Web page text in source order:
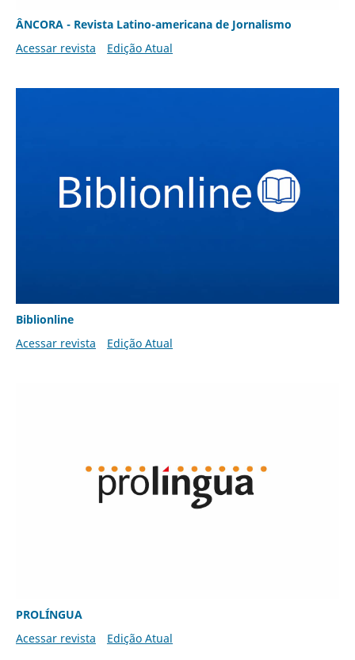
ÂNCORA - Revista Latino-americana de Jornalismo
Acessar revista
Edição Atual
Biblionline
Acessar revista
Edição Atual
PROLÍNGUA
Acessar revista
Edição Atual